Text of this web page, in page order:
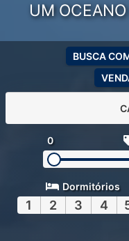
UM
BUSCA
0
Dormitórios
1 2 3 4